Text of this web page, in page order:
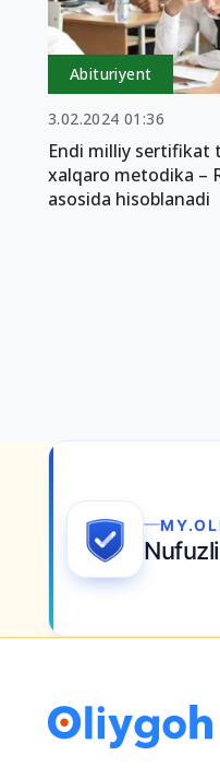
Abituriyent
3.02.2024 01:36
Endi milliy sertifikat
xalqaro metodika –
asosida hisoblanadi